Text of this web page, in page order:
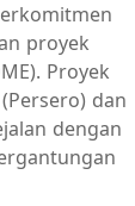
proyek
Proyek
dan
dengan